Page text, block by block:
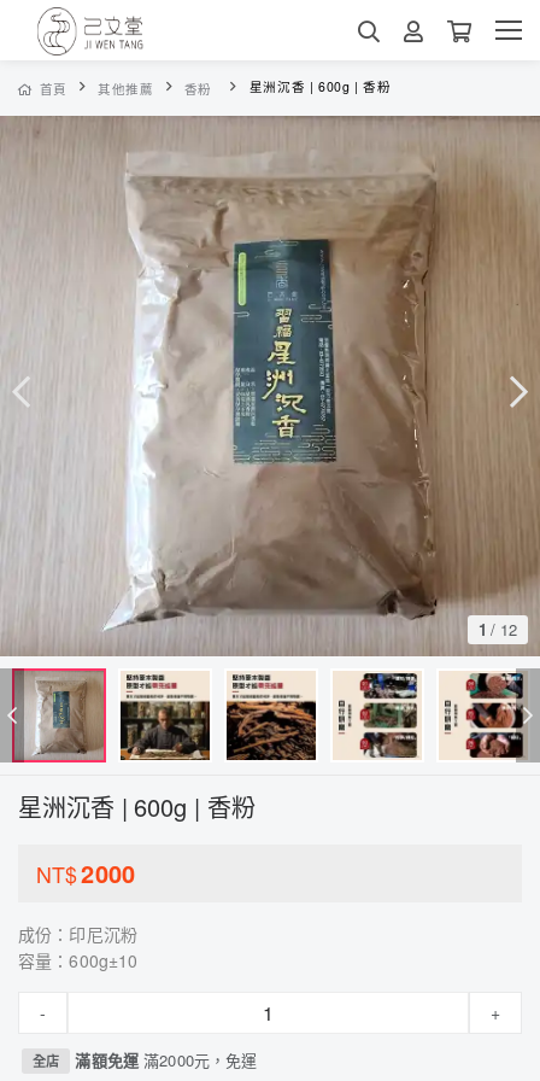
首頁 其他推薦 香粉 星洲沉香 | 600g | 香粉
1 / 12
星洲沉香 | 600g | 香粉
NT$2000
成份：印尼沉粉
容量：600g±10
- +
全店 滿額免運滿2000元，免運